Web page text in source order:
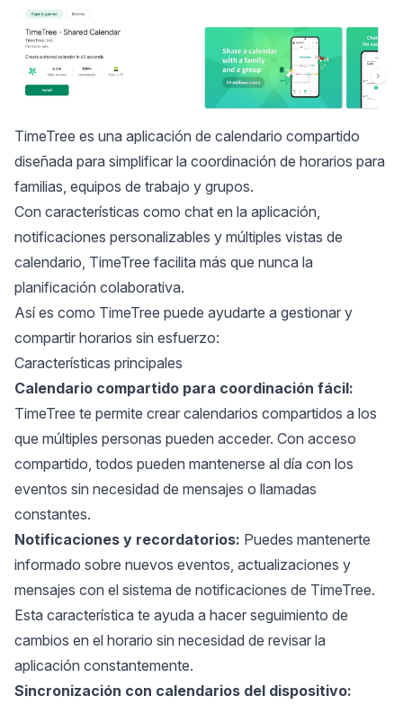
TimeTree es una aplicación de calendario compartido
diseñada para simplificar la coordinación de horarios para
familias, equipos de trabajo y grupos.
Con características como chat en la aplicación,
notificaciones personalizables y múltiples vistas de
calendario, TimeTree facilita más que nunca la
planificación colaborativa.
Así es como TimeTree puede ayudarte a gestionar y
compartir horarios sin esfuerzo:
Características principales
Calendario compartido para coordinación fácil:
TimeTree te permite crear calendarios compartidos a los
que múltiples personas pueden acceder. Con acceso
compartido, todos pueden mantenerse al día con los
eventos sin necesidad de mensajes o llamadas
constantes.
Notificaciones y recordatorios: Puedes mantenerte
informado sobre nuevos eventos, actualizaciones y
mensajes con el sistema de notificaciones de TimeTree.
Esta característica te ayuda a hacer seguimiento de
cambios en el horario sin necesidad de revisar la
aplicación constantemente.
Sincronización con calendarios del dispositivo: